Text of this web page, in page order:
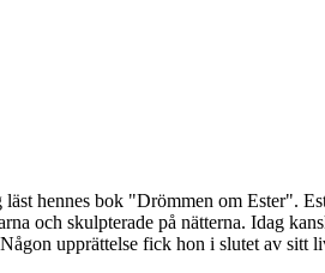
hennes bok "Drömmen om Ester".
och skulpterade på nätterna. Idag
upprättelse fick hon i slutet av sitt